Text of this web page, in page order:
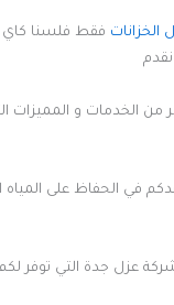
الخزانات فقط فلسنا كاي
من الخدمات و المميزات
في الحفاظ على المياه
عزل جدة التي توفر